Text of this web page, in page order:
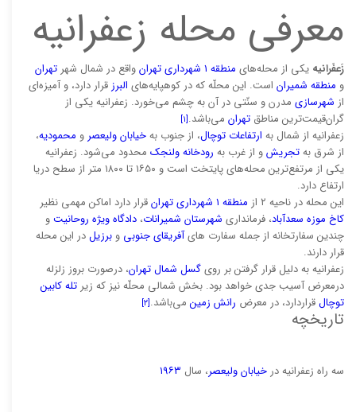
معرفی محله زعفرانیه
زَعفَرانیه یکی از محله‌های منطقه ۱ شهرداری تهران واقع در شمال شهر تهران
و منطقه شمیران است. این محلّه که در کوهپایه‌های البرز قرار دارد، و آمیزه‌ای
از شهرسازی مدرن و سنّتی در آن به چشم می‌خورد. زعفرانیه یکی از
گران‌قیمت‌ترین مناطق تهران می‌باشد.[۱]
زعفرانیه از شمال به ارتفاعات توچال، از جنوب بهخیابان ولیعصر و محمودیه،
از شرق بهتجریشو از غرب به رودخانه ولنجک محدود می‌شود. زعفرانیه
یکی از مرتفع‌ترین محله‌های پایتخت است و ۱۶۵۰ تا ۱۸۰۰ متر از سطح دریا
ارتفاع دارد.
این محله در ناحیه ۲ از
منطقه ۱ شهرداری تهران
قرار دارد اماکن مهمی نظیر
کاخ موزه سعدآباد، فرمانداری شهرستان شمیرانات، دادگاه ویژه روحانیتو
چندین سفارتخانه از جمله سفارت هایآفریقای جنوبی و برزیلدر این محله
قرار دارند.
زعفرانیه به دلیل قرار گرفتن بر رویگسل شمال تهران، درصورت بروز زلزله
درمعرض آسیب جدی خواهد بود. بخش شمالی محلّه نیز که زیر تله کابین
توچالقراردارد، در معرض رانش زمینمی‌باشد.[۲]
تاریخچه
سه راه زعفرانیه در خیابان ولیعصر، سال ۱۹۶۳